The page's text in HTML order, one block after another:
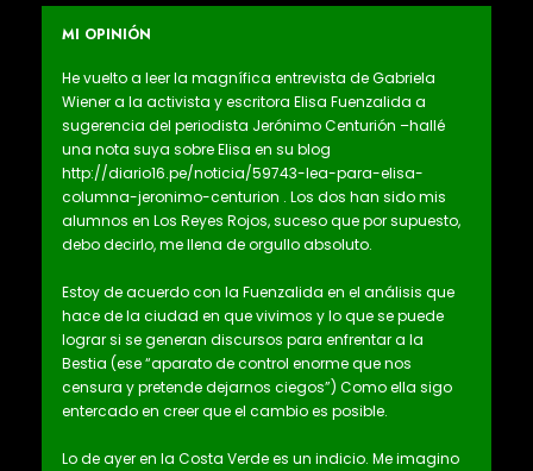
MI OPINIÓN
He vuelto a leer la magnífica entrevista de Gabriela
Wiener a la activista y escritora Elisa Fuenzalida a
sugerencia del periodista Jerónimo Centurión –hallé
una nota suya sobre Elisa en su blog
http://diario16.pe/noticia/59743-lea-para-elisa-
columna-jeronimo-centurion . Los dos han sido mis
alumnos en Los Reyes Rojos, suceso que por supuesto,
debo decirlo, me llena de orgullo absoluto.
Estoy de acuerdo con la Fuenzalida en el análisis que
hace de la ciudad en que vivimos y lo que se puede
lograr si se generan discursos para enfrentar a la
Bestia (ese “aparato de control enorme que nos
censura y pretende dejarnos ciegos”) Como ella sigo
entercado en creer que el cambio es posible.
Lo de ayer en la Costa Verde es un indicio. Me imagino